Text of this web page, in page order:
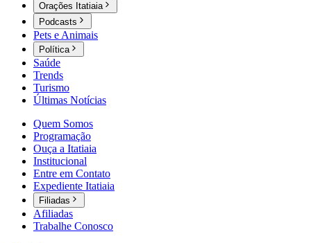
Orações Itatiaia
Podcasts
Pets e Animais
Política
Saúde
Trends
Turismo
Últimas Notícias
Quem Somos
Programação
Ouça a Itatiaia
Institucional
Entre em Contato
Expediente Itatiaia
Filiadas
Afiliadas
Trabalhe Conosco